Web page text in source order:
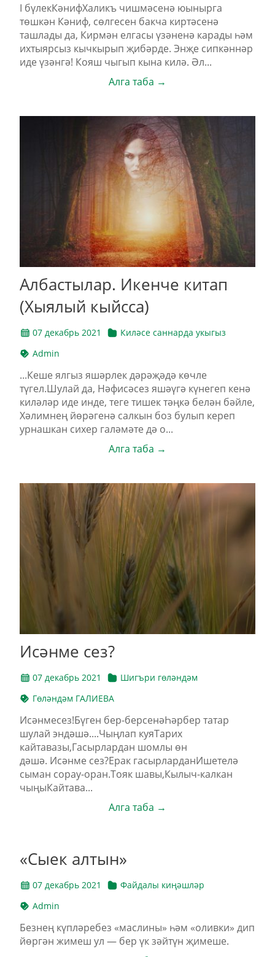
I бүлекКәнифХаликъ чишмәсенә юынырга
төшкән Кәниф, сөлгесен бакча киртәсенә
ташлады да, Кирмән елгасы үзәненә карады һәм
ихтыярсыз кычкырып җибәрде. Энҗе сипкәннәр
иде үзәнгә! Кояш чыгып кына килә. Әл...
Алга таба →
Албастылар. Икенче китап
(Хыялый кыйсса)
07 декабрь 2021
Киләсе саннарда укыгыз
Admin
...Кеше ялгыз яшәрлек дәрәҗәдә көчле
түгел.Шулай да, Нәфисәсез яшәүгә күнегеп кенә
киләләр иде инде, теге тишек тәңкә белән бәйле,
Хәлимнең йөрәгенә салкын боз булып кереп
урнашкан сихер галәмәте дә о...
Алга таба →
Исәнме сез?
07 декабрь 2021
Шигъри гөләндәм
Гөләндәм ГАЛИЕВА
Исәнмесез!Бүген бер-берсенәҺәрбер татар
шулай эндәшә....Чыңлап куяТарих
кайтавазы,Гасырлардан шомлы өн
дәшә. Исәнме сез?Ерак гасырларданИшетелә
сыман сорау-оран.Тояк шавы,Кылыч-калкан
чыңыКайтава...
Алга таба →
«Сыек алтын»
07 декабрь 2021
Файдалы киңәшләр
Admin
Безнең күпләребез «маслины» һәм «оливки» дип
йөргән жимеш ул — бер үк зәйтүн җимеше.